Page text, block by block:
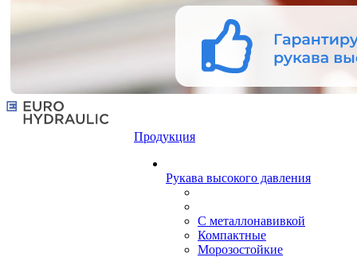
Продукция
Рукава высокого давления
С металлонавивкой
Компактные
Морозостойкие